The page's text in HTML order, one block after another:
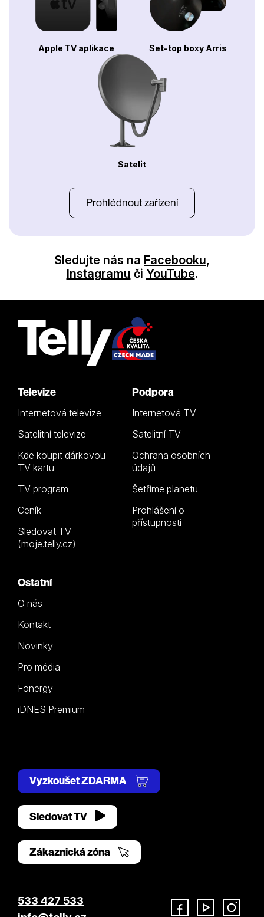
Apple TV aplikace Set-top boxy Arris
Satelit
Prohlédnout zařízení
Sledujte nás na Facebooku,
Instagramu či YouTube.
Televize
Internetová televize
Satelitní televize
Kde koupit dárkovou
TV kartu
TV program
Ceník
Sledovat TV
(moje.telly.cz)
Podpora
Internetová TV
Satelitní TV
Ochrana osobních
údajů
Šetříme planetu
Prohlášení o
přístupnosti
Ostatní
O nás
Kontakt
Novinky
Pro média
Fonergy
iDNES Premium
Vyzkoušet ZDARMA
Sledovat TV
Zákaznická zóna
533 427 533